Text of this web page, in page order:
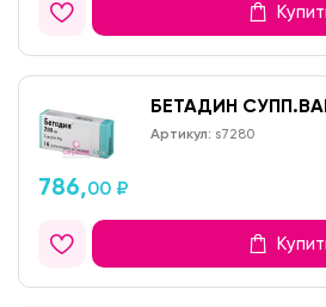
БЕТАДИН
Артикул: s7280
786,00 ₽